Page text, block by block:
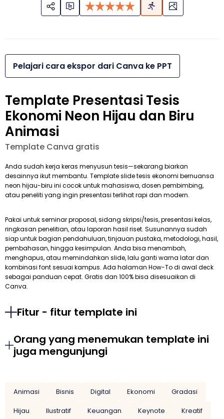
Pelajari cara ekspor dari Canva ke PPT
Template Presentasi Tesis
Ekonomi Neon Hijau dan Biru
Animasi
Template Canva gratis
Anda sudah kerja keras menyusun tesis—sekarang biarkan
desainnya ikut membantu. Template slide tesis ekonomi bernuansa
neon hijau-biru ini cocok untuk mahasiswa, dosen pembimbing,
atau peneliti yang ingin presentasi terlihat rapi dan modern.
Pakai untuk seminar proposal, sidang skripsi/tesis, presentasi kelas,
ringkasan penelitian, atau laporan hasil riset. Susunannya sudah
siap untuk bagian pendahuluan, tinjauan pustaka, metodologi, hasil,
pembahasan, hingga kesimpulan. Anda bisa menambah,
menghapus, atau memindahkan slide, lalu ganti warna latar dan
kombinasi font sesuai kampus. Ada halaman How-To di awal deck
sebagai panduan cepat. Gratis dan 100% bisa disesuaikan di
Canva.
Fitur - fitur template ini
Orang yang menemukan template ini
juga mengunjungi
Animasi Bisnis Digital Ekonomi
Gradasi
Hijau
Ilustratif Keuangan Keynote
Kreatif